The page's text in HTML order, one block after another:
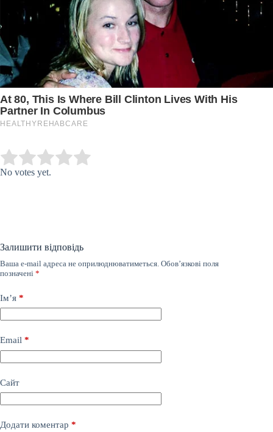
Rate this item:
No votes yet.
Залишити відповідь
Ваша e-mail адреса не оприлюднюватиметься. Обов’язкові поля
позначені *
Ім’я *
Email *
Сайт
Додати коментар *